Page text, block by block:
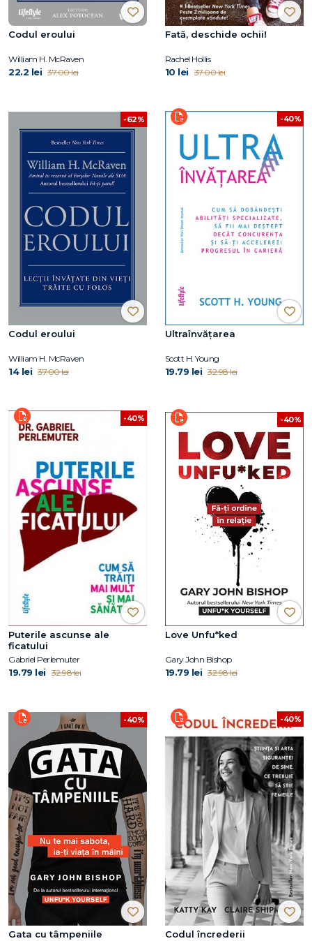
Codul eroului
William H. McRaven
22.2 lei 37.00 lei
Fată, deschide ochii!
Rachel Hollis
10 lei 37.00 lei
-62%
Codul eroului
William H. McRaven
14 lei 37.00 lei
-40%
Ultraînvățarea
Scott H. Young
19.79 lei 32.98 lei
-40%
Puterile ascunse ale
ficatului
Gabriel Perlemuter
19.79 lei 32.98 lei
-40%
Love Unfu*ked
Gary John Bishop
19.79 lei 32.98 lei
-40%
Gata cu tâmpeniile
-40%
Codul încrederii